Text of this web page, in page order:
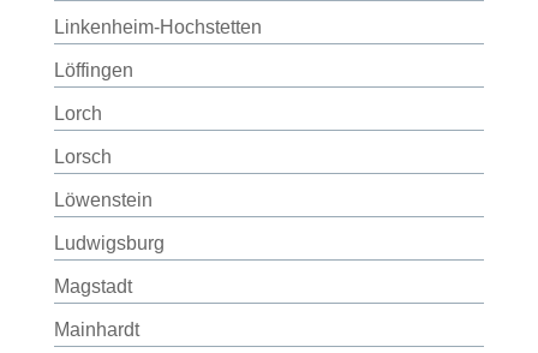
Linkenheim-Hochstetten
Löffingen
Lorch
Lorsch
Löwenstein
Ludwigsburg
Magstadt
Mainhardt